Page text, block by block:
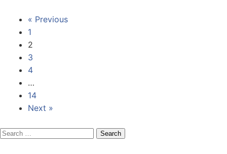
« Previous
1
2
3
4
…
14
Next »
Search